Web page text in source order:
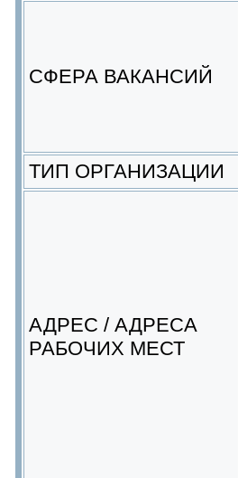
СФЕРА ВАКАНСИЙ
ТИП ОРГАНИЗАЦИИ
АДРЕС / АДРЕСА
РАБОЧИХ МЕСТ